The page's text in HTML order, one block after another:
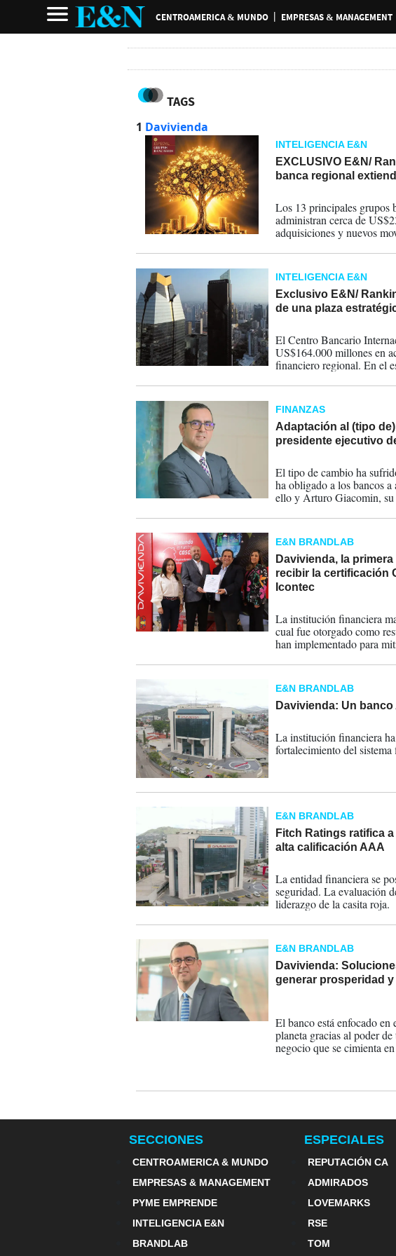
CENTROAMERICA & MUNDO EMPRESAS & MANAGEMENT
TAGS
1 Davivienda
INTELIGENCIA E&N
EXCLUSIVO E&N/
banca regional
Los 13 principales grupos
administran cerca de
adquisiciones y nuevos
Estrategia & Negocios.
INTELIGENCIA E&N
Exclusivo E&N/
de una plaza
El Centro Bancario
US$164.000 millones en
financiero regional. En el
reconfiguran el mercado y
importantes por activos,
FINANZAS
Adaptación al (tipo
presidente ejecutivo
El tipo de cambio ha
ha obligado a los bancos
ello y Arturo Giacomin, su
E&N BRANDLAB
Davivienda, la
recibir la certificación
Icontec
La institución financiera
cual fue otorgado como
han implementado para
E&N BRANDLAB
Davivienda: Un
La institución financiera
fortalecimiento del
E&N BRANDLAB
Fitch Ratings ratifica
alta calificación AAA
La entidad financiera se
seguridad. La evaluación
liderazgo de la casita roja.
E&N BRANDLAB
Davivienda:
generar prosperidad
El banco está enfocado
planeta gracias al poder
negocio que se cimienta
SECCIONES
CENTROAMERICA & MUNDO
EMPRESAS & MANAGEMENT
PYME EMPRENDE
INTELIGENCIA E&N
BRANDLAB
ESPECIALES
REPUTACIÓN CA
ADMIRADOS
LOVEMARKS
RSE
TOM